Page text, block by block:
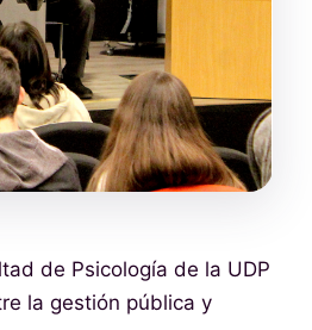
de Psicología de la UDP
la gestión pública y